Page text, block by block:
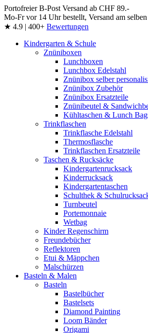
Portofreier B-Post Versand ab CHF 89.-
Mo-Fr vor 14 Uhr bestellt, Versand am
★ 4.9 | 400+ Bewertungen
Kindergarten & Schule
Znüniboxen
Lunchboxen
Lunchbox Edelstahl
Znünibox selber
Znünibox Zubehör
Znünibox Ersatzteile
Znünibeutel &
Kühltaschen & Lunch
Trinkflaschen
Trinkflasche Edelstahl
Thermosflasche
Trinkflaschen Ersatzteile
Taschen & Rucksäcke
Kindergartenrucksack
Kinderrucksack
Kindergartentaschen
Schulthek &
Turnbeutel
Portemonnaie
Wetbag
Kinder Regenschirm
Freundebücher
Reflektoren
Etui & Mäppchen
Malschürzen
Basteln & Malen
Basteln
Bastelbücher
Bastelsets
Diamond Painting
Loom Bänder
Origami